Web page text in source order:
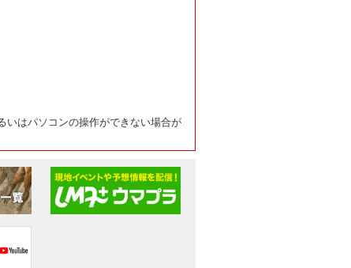
いはパソコンの操作ができない場合が